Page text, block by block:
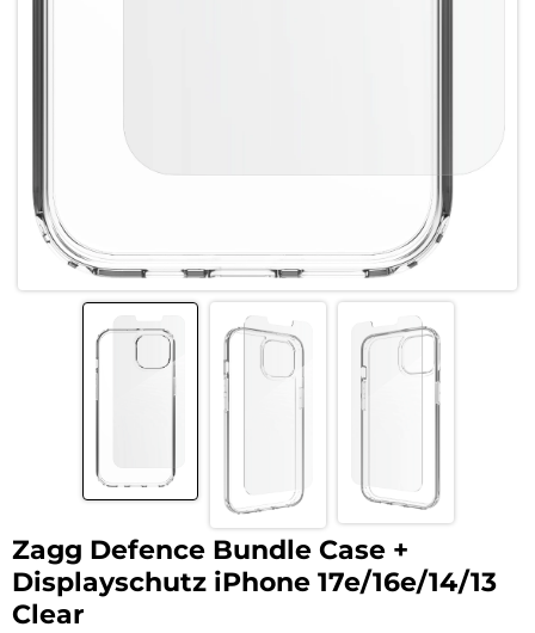
Zagg Defence Bundle Case +
Displayschutz iPhone 17e/16e/14/13
Clear